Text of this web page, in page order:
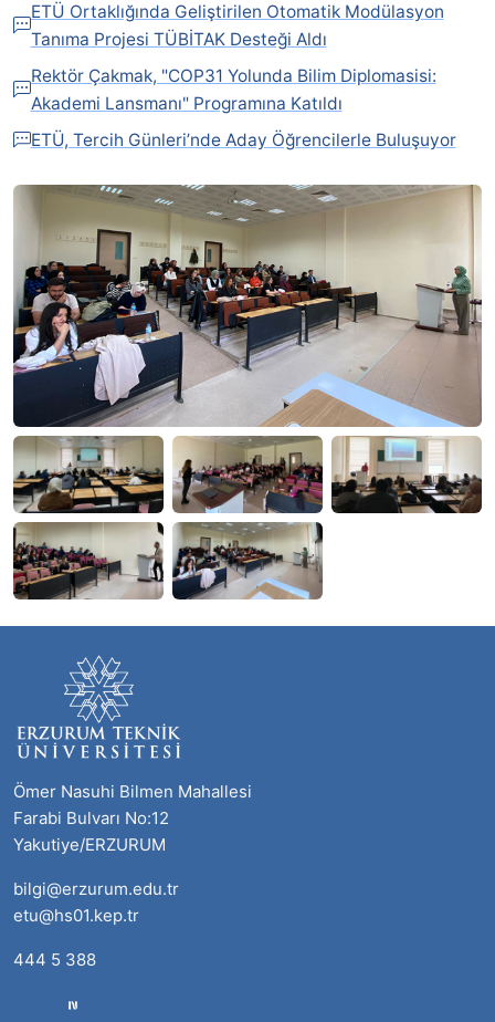
ETÜ Ortaklığında Geliştirilen Otomatik Modülasyon
Tanıma Projesi TÜBİTAK Desteği Aldı
Rektör Çakmak, "COP31 Yolunda Bilim Diplomasisi:
Akademi Lansmanı" Programına Katıldı
ETÜ, Tercih Günleri’nde Aday Öğrencilerle Buluşuyor
Ömer Nasuhi Bilmen Mahallesi
Farabi Bulvarı No:12
Yakutiye/ERZURUM
bilgi@erzurum.edu.tr
etu@hs01.kep.tr
444 5 388